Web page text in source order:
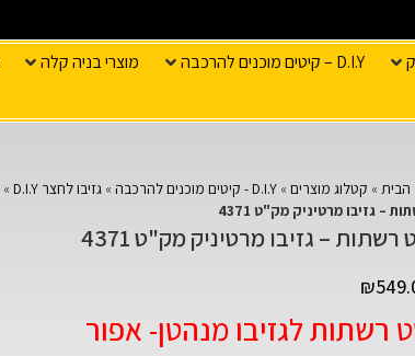
D.I.Y – קיטים מוכנים להרכבה מוצרי בניה קלה
» קטלוג מוצרים» D.I.Y - קיטים מוכנים להרכבה » גזיבו לחצר D.I.Y »
– גזיבו מרטיניק מק"ט 4371
רשתות – גזיבו מרטיניק מק"ט 4371
₪
רשתות לגזיבו מנהטן- אפור